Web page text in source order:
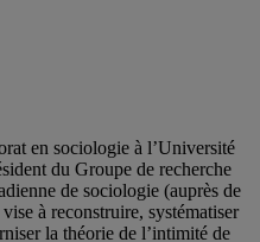
en sociologie à l’Université
du Groupe de recherche
de sociologie (auprès de
à reconstruire, systématiser
la théorie de l’intimité de